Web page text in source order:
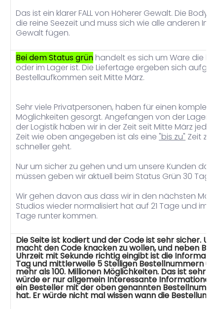
Das ist ein klarer FALL von Höherer Gewalt. Die Body-
die reine Seezeit und muss sich wie alle anderen
Gewalt fügen.
Bei dem Status grün handelt es sich um Ware die
oder im Lager ist. Die Liefertage ergeben sich
Bestellaufkommen seit Mitte März.
Sehr viele Privatpersonen, haben für einen komplette
Möglichkeiten gesorgt. Angefangen von der
der Logistik haben wir in der Zeit seit Mitte März
Zeit wie oben angegeben ist als eine "bis zu" Zeit zu
schneller geht.
Nur um sicher zu gehen und um unsere Kunden
müssen geben wir aktuell beim Status Grün 30 Tage.
Wir gehen davon aus dass wir in den nächsten
Studios wieder normalisiert hat auf 21 Tage und im
Tage runter kommen.
Die Seite ist kodiert und der Code ist sehr sicher.
macht den Code knacken zu wollen, und neben
Uhrzeit mit Sekunde richtig eingibt ist die
Tag und mittlerweile 5 Stelligen Bestellnummern
mehr als 100. Millionen Möglichkeiten. Das ist sehr
würde er nur allgemein Interessante Informationen
ein Besteller mit der oben genannten
hat. Er würde nicht mal wissen wann die Bestellung